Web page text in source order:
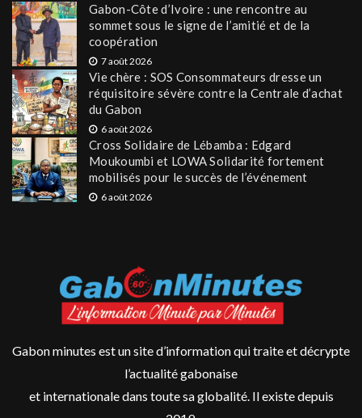
Gabon-Côte d’Ivoire : une rencontre au
sommet sous le signe de l’amitié et de la
coopération
7 août 2026
Vie chère : SOS Consommateurs dresse un
réquisitoire sévère contre la Centrale d’achat
du Gabon
6 août 2026
Cross Solidaire de Lébamba : Edgard
Moukoumbi et LOWA Solidarité fortement
mobilisés pour le succès de l’événement
6 août 2026
Gabon minutes est un site d’information qui traite et décrypte
l’actualité gabonaise
et internationale dans toute sa globalité. Il existe depuis